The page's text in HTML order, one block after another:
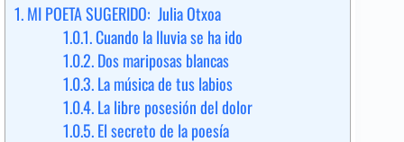
1.MI POETA SUGERIDO: Julia Otxoa
1.0.1.Cuando la lluvia se ha ido
1.0.2.Dos mariposas blancas
1.0.3.La música de tus labios
1.0.4.La libre posesión del dolor
1.0.5.El secreto de la poesía